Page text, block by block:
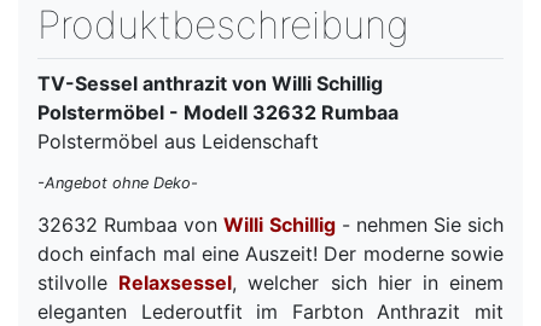
Produktbeschreibung
TV-Sessel anthrazit von Willi Schillig
Polstermöbel - Modell 32632 Rumbaa
Polstermöbel aus Leidenschaft
-Angebot ohne Deko-
32632 Rumbaa vonWilli Schillig- nehmen Sie sich
doch einfach mal eine Auszeit! Der moderne sowie
stilvolle Relaxsessel, welcher sich hier in einem
eleganten Lederoutfit im Farbton Anthrazit mit